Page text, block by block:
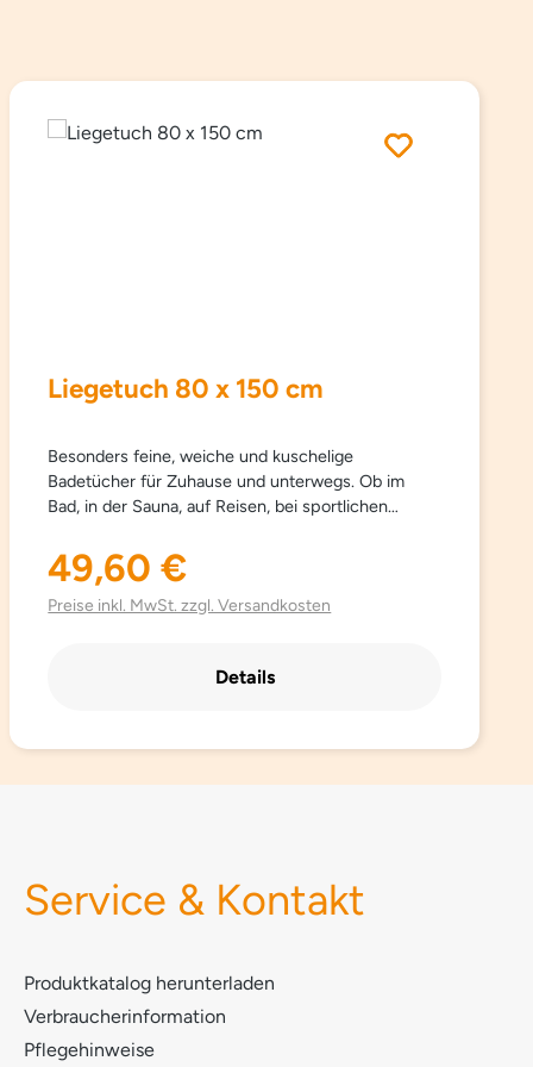
Liegetuch 80 x 150 cm
Besonders feine, weiche und kuschelige
Badetücher für Zuhause und unterwegs. Ob im
Bad, in der Sauna, auf Reisen, bei sportlichen
schnelltrocknend, atmungsaktiv, besonders leicht,
saugfähig, einfach zu pflegen und Platz sparend.
Aus hochwertig gebürsteter Mikrofaser mit
Regulärer Preis:
49,60 €
Preise inkl. MwSt. zzgl. Versandkosten
Details
Service & Kontakt
Produktkatalog herunterladen
Verbraucherinformation
Pflegehinweise